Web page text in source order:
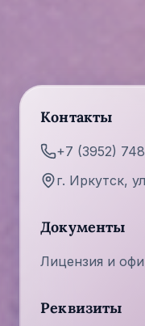
Контакты
+7 (3952)
г. Иркутск,
Документы
Лицензия и
Реквизиты